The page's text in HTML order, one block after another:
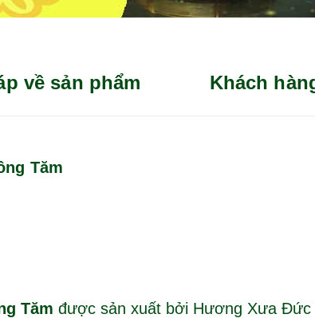
về sản phẩm Khách
Tăm
Tăm được sản xuất bởi Hương Xưa